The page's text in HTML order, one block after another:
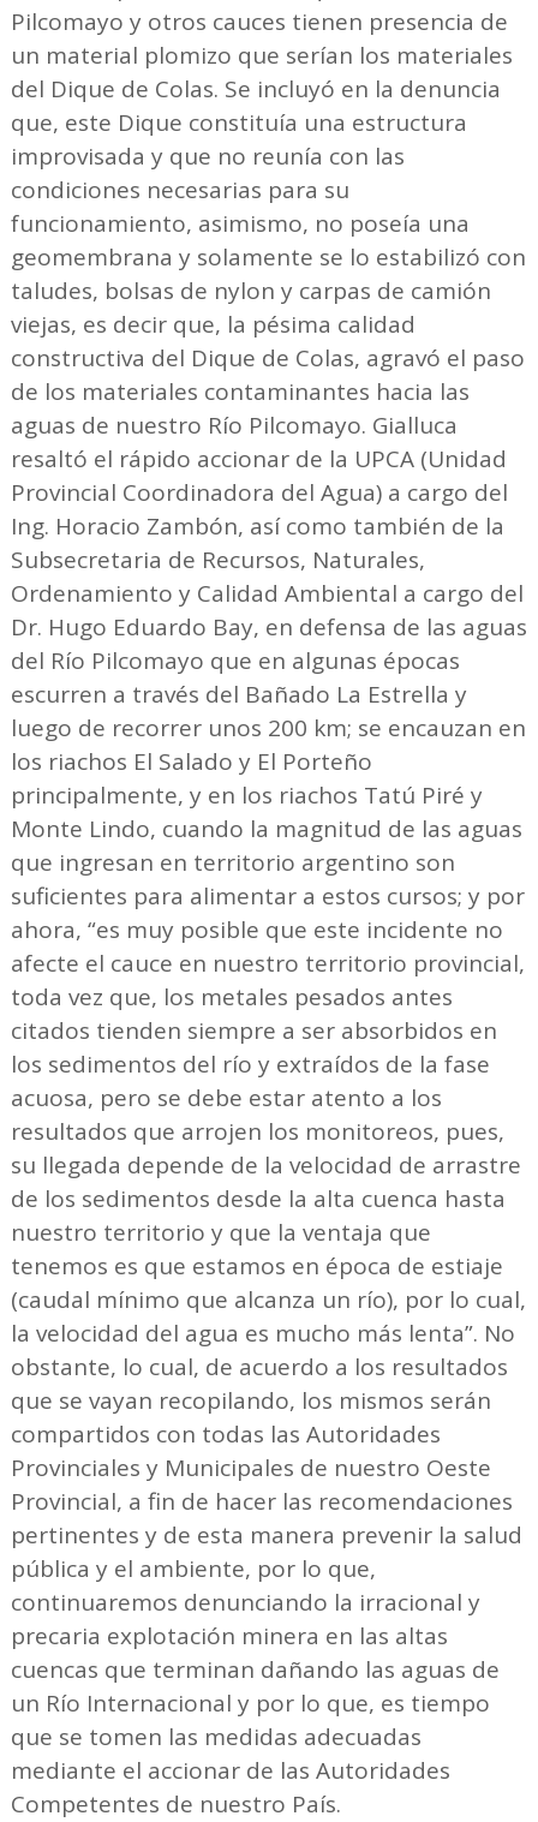
Pilcomayo y otros cauces tienen presencia de
un material plomizo que serían los materiales
del Dique de Colas. Se incluyó en la denuncia
que, este Dique constituía una estructura
improvisada y que no reunía con las
condiciones necesarias para su
funcionamiento, asimismo, no poseía una
geomembrana y solamente se lo estabilizó con
taludes, bolsas de nylon y carpas de camión
viejas, es decir que, la pésima calidad
constructiva del Dique de Colas, agravó el paso
de los materiales contaminantes hacia las
aguas de nuestro Río Pilcomayo. Gialluca
resaltó el rápido accionar de la UPCA (Unidad
Provincial Coordinadora del Agua) a cargo del
Ing. Horacio Zambón, así como también de la
Subsecretaria de Recursos, Naturales,
Ordenamiento y Calidad Ambiental a cargo del
Dr. Hugo Eduardo Bay, en defensa de las aguas
del Río Pilcomayo que en algunas épocas
escurren a través del Bañado La Estrella y
luego de recorrer unos 200 km; se encauzan en
los riachos El Salado y El Porteño
principalmente, y en los riachos Tatú Piré y
Monte Lindo, cuando la magnitud de las aguas
que ingresan en territorio argentino son
suficientes para alimentar a estos cursos; y por
ahora, “es muy posible que este incidente no
afecte el cauce en nuestro territorio provincial,
toda vez que, los metales pesados antes
citados tienden siempre a ser absorbidos en
los sedimentos del río y extraídos de la fase
acuosa, pero se debe estar atento a los
resultados que arrojen los monitoreos, pues,
su llegada depende de la velocidad de arrastre
de los sedimentos desde la alta cuenca hasta
nuestro territorio y que la ventaja que
tenemos es que estamos en época de estiaje
(caudal mínimo que alcanza un río), por lo cual,
la velocidad del agua es mucho más lenta”. No
obstante, lo cual, de acuerdo a los resultados
que se vayan recopilando, los mismos serán
compartidos con todas las Autoridades
Provinciales y Municipales de nuestro Oeste
Provincial, a fin de hacer las recomendaciones
pertinentes y de esta manera prevenir la salud
pública y el ambiente, por lo que,
continuaremos denunciando la irracional y
precaria explotación minera en las altas
cuencas que terminan dañando las aguas de
un Río Internacional y por lo que, es tiempo
que se tomen las medidas adecuadas
mediante el accionar de las Autoridades
Competentes de nuestro País.